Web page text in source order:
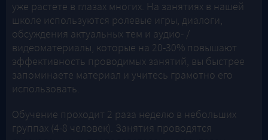
уже растете в глазах многих. На занятиях в нашей
школе используются ролевые игры, диалоги,
обсуждения актуальных тем и аудио- /
видеоматериалы, которые на 20-30% повышают
эффективность проводимых занятий, вы быстрее
запоминаете материал и учитесь грамотно его
использовать.
Обучение проходит 2 раза неделю в небольших
группах (4-8 человек). Занятия проводятся